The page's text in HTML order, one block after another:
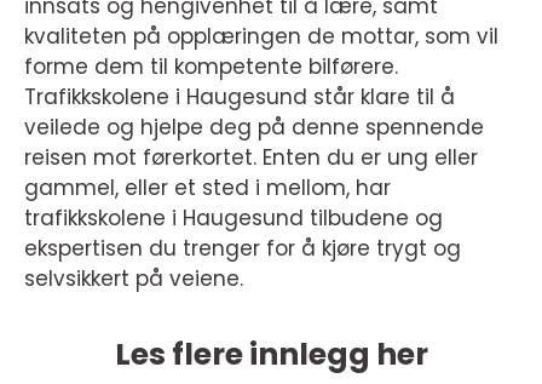
innsats og hengivenhet til å lære, samt
kvaliteten på opplæringen de mottar, som vil
forme dem til kompetente bilførere.
Trafikkskolene i Haugesund står klare til å
veilede og hjelpe deg på denne spennende
reisen mot førerkortet. Enten du er ung eller
gammel, eller et sted i mellom, har
trafikkskolene i Haugesund tilbudene og
ekspertisen du trenger for å kjøre trygt og
selvsikkert på veiene.
Les flere innlegg her